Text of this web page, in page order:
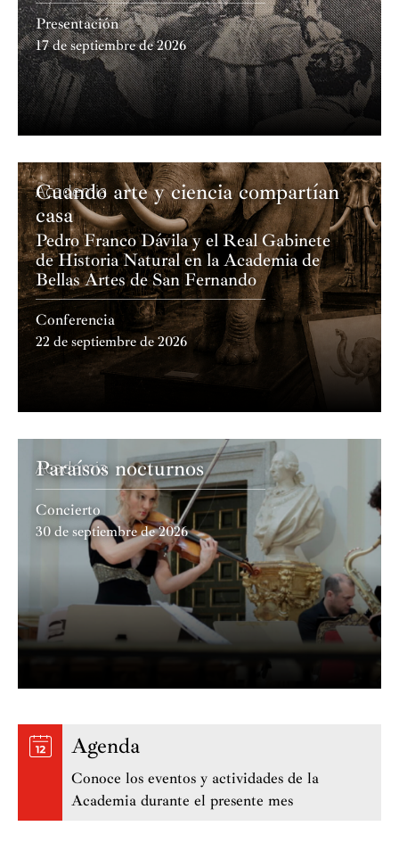
Presentación
17 de septiembre de 2026
Academia
Cuando arte y ciencia compartían
casa
Pedro Franco Dávila y el Real Gabinete
de Historia Natural en la Academia de
Bellas Artes de San Fernando
Conferencia
22 de septiembre de 2026
Academia
Paraísos nocturnos
Concierto
30 de septiembre de 2026
Agenda
Conoce los eventos y actividades de la
Academia durante el presente mes